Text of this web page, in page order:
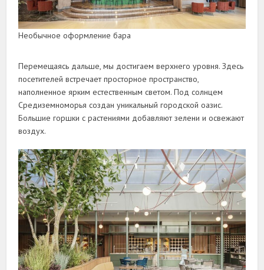
Необычное оформление бара
Перемещаясь дальше, мы достигаем верхнего уровня. Здесь
посетителей встречает просторное пространство,
наполненное ярким естественным светом. Под солнцем
Средиземноморья создан уникальный городской оазис.
Большие горшки с растениями добавляют зелени и освежают
воздух.